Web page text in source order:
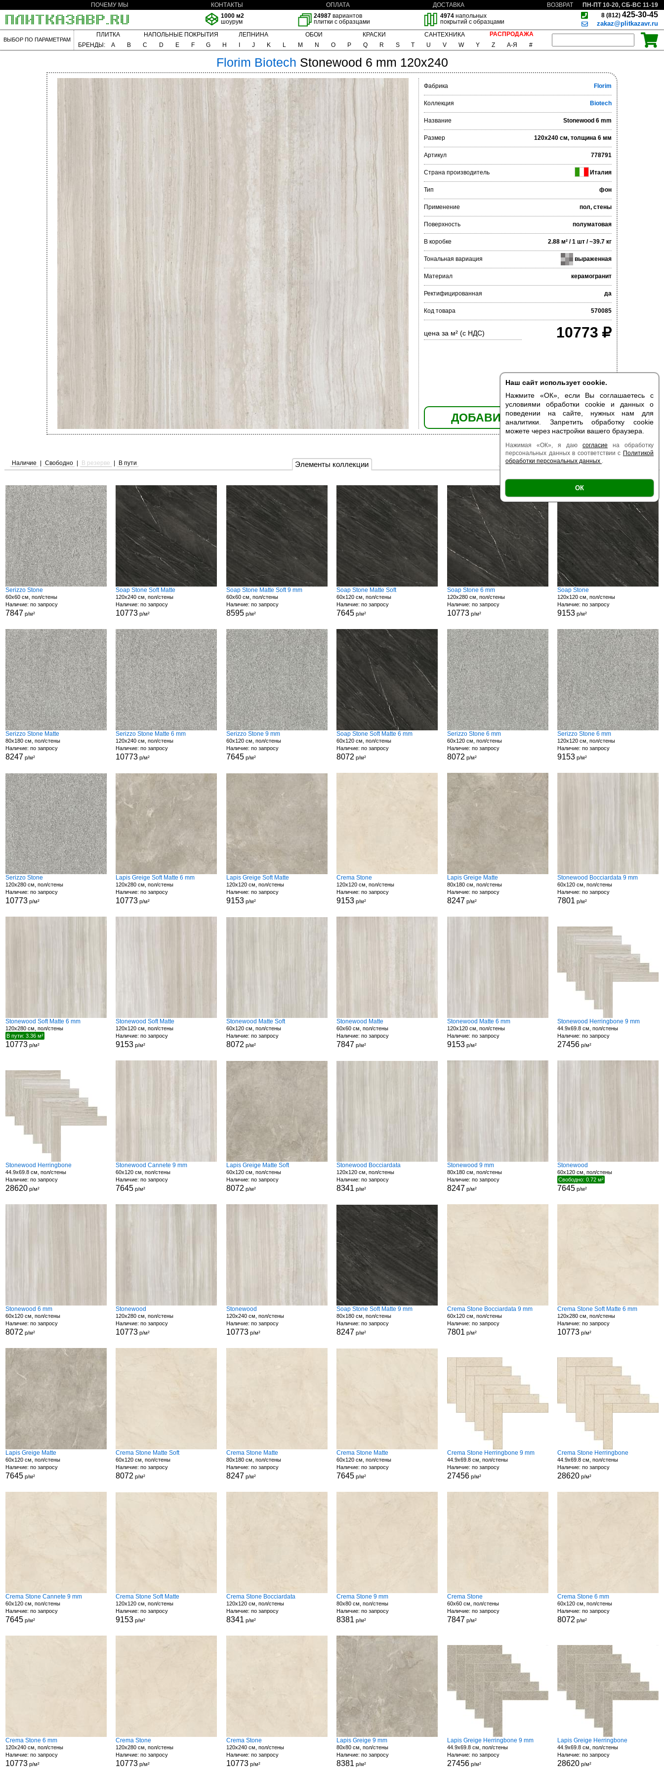
Наш сайт использует cookie.
Нажмите «ОК», если Вы соглашаетесь с
условиями обработки cookie и данных о
поведении на сайте, нужных нам для
аналитики. Запретить обработку cookie
можете через настройки вашего браузера.
Нажимая «ОК», я даю согласие на обработку
персональных данных в соответствии с Политикой
обработки персональных данных .
ОК
ПОЧЕМУ МЫ КОНТАКТЫ ОПЛАТА ДОСТАВКА ВОЗВРАТ
ПН-ПТ 10-20, СБ-ВС 11-19
1000 м2
шоурум
24987 вариантов
плитки с образцами
4974напольных
покрытий с образцами
8 (812) 425-30-45
zakaz@plitkazavr.ru
ВЫБОР ПО ПАРАМЕТРАМ
ПЛИТКА НАПОЛЬНЫЕ ПОКРЫТИЯ ЛЕПНИНА ОБОИ КРАСКИ САНТЕХНИКА
РАСПРОДАЖА
БРЕНДЫ:
A B C D E F G H J K L M N O P Q R S T U V W Y Z А-Я #
Florim Biotech Stonewood 6 mm 120x240
Фабрика Florim
Коллекция Biotech
Название Stonewood 6 mm
Размер 120x240 см, толщина 6 мм
Артикул 778791
Страна производитель Италия
Тип фон
Применение пол, стены
Поверхность полуматовая
В коробке 2.88 м² / 1 шт / ~39.7 кг
Тональная вариация выраженная
Материал керамогранит
Ректифицированная да
Код товара 570085
цена за м² (с НДС) 10773
ДОБАВИТЬ В КОРЗИНУ
Элементы коллекции
Наличие Свободно В резерве В пути Есть образец | Поверхность |
Serizzo Stone
60x60 см, пол/стены
Наличие: по запросу
7847 р/м²
Soap Stone Soft Matte
120x240 см, пол/стены
Наличие: по запросу
10773 р/м²
Soap Stone Matte Soft 9 mm
60x60 см, пол/стены
Наличие: по запросу
8595р/м²
Soap Stone Matte Soft
60x120 см, пол/стены
Наличие: по запросу
7645 р/м²
Soap Stone 6 mm
120x280 см, пол/стены
Наличие: по запросу
10773р/м²
Soap Stone
120x120 см, пол/стены
Наличие: по запросу
9153 р/м²
Serizzo Stone Matte
80x180 см, пол/стены
Наличие: по запросу
8247 р/м²
Serizzo Stone Matte 6 mm
120x240 см, пол/стены
Наличие: по запросу
10773 р/м²
Serizzo Stone 9 mm
60x120 см, пол/стены
Наличие: по запросу
7645р/м²
Soap Stone Soft Matte 6 mm
60x120 см, пол/стены
Наличие: по запросу
8072 р/м²
Serizzo Stone 6 mm
60x120 см, пол/стены
Наличие: по запросу
8072 р/м²
Serizzo Stone 6 mm
120x120 см, пол/стены
Наличие: по запросу
9153 р/м²
Serizzo Stone
120x280 см, пол/стены
Наличие: по запросу
10773р/м²
Lapis Greige Soft Matte 6 mm
120x280 см, пол/стены
Наличие: по запросу
10773 р/м²
Lapis Greige Soft Matte
120x120 см, пол/стены
Наличие: по запросу
9153р/м²
Crema Stone
120x120 см, пол/стены
Наличие: по запросу
9153 р/м²
Lapis Greige Matte
80x180 см, пол/стены
Наличие: по запросу
8247 р/м²
Stonewood Bocciardata 9 mm
60x120 см, пол/стены
Наличие: по запросу
7801 р/м²
Stonewood Soft Matte 6 mm
120x280 см, пол/стены
В пути: 3.36 м²
10773р/м²
Stonewood Soft Matte
120x120 см, пол/стены
Наличие: по запросу
9153 р/м²
Stonewood Matte Soft
60x120 см, пол/стены
Наличие: по запросу
8072 р/м²
Stonewood Matte
60x60 см, пол/стены
Наличие: по запросу
7847 р/м²
Stonewood Matte 6 mm
120x120 см, пол/стены
Наличие: по запросу
9153р/м²
Stonewood Herringbone 9 mm
44.9x69.8 см, пол/стены
Наличие: по запросу
27456 р/м²
Stonewood Herringbone
44.9x69.8 см, пол/стены
Наличие: по запросу
28620р/м²
Stonewood Cannete 9 mm
60x120 см, пол/стены
Наличие: по запросу
7645 р/м²
Lapis Greige Matte Soft
60x120 см, пол/стены
Наличие: по запросу
8072 р/м²
Stonewood Bocciardata
120x120 см, пол/стены
Наличие: по запросу
8341 р/м²
Stonewood 9 mm
80x180 см, пол/стены
Наличие: по запросу
8247 р/м²
Stonewood
60x120 см, пол/стены
Свободно: 0.72 м²
7645 р/м²
Stonewood 6 mm
60x120 см, пол/стены
Наличие: по запросу
8072 р/м²
Stonewood
120x280 см, пол/стены
Наличие: по запросу
10773 р/м²
Stonewood
120x240 см, пол/стены
Наличие: по запросу
10773р/м²
Soap Stone Soft Matte 9 mm
80x180 см, пол/стены
Наличие: по запросу
8247 р/м²
Crema Stone Bocciardata 9 mm
60x120 см, пол/стены
Наличие: по запросу
7801 р/м²
Crema Stone Soft Matte 6 mm
120x280 см, пол/стены
Наличие: по запросу
10773 р/м²
Lapis Greige Matte
60x120 см, пол/стены
Наличие: по запросу
7645р/м²
Crema Stone Matte Soft
60x120 см, пол/стены
Наличие: по запросу
8072 р/м²
Crema Stone Matte
80x180 см, пол/стены
Наличие: по запросу
8247 р/м²
Crema Stone Matte
60x120 см, пол/стены
Наличие: по запросу
7645 р/м²
Crema Stone Herringbone 9 mm
44.9x69.8 см, пол/стены
Наличие: по запросу
27456р/м²
Crema Stone Herringbone
44.9x69.8 см, пол/стены
Наличие: по запросу
28620 р/м²
Crema Stone Cannete 9 mm
60x120 см, пол/стены
Наличие: по запросу
7645р/м²
Crema Stone Soft Matte
120x120 см, пол/стены
Наличие: по запросу
9153 р/м²
Crema Stone Bocciardata
120x120 см, пол/стены
Наличие: по запросу
8341 р/м²
Crema Stone 9 mm
80x80 см, пол/стены
Наличие: по запросу
8381 р/м²
Crema Stone
60x60 см, пол/стены
Наличие: по запросу
7847 р/м²
Crema Stone 6 mm
60x120 см, пол/стены
Наличие: по запросу
8072 р/м²
Crema Stone 6 mm
120x240 см, пол/стены
Наличие: по запросу
10773р/м²
Crema Stone
120x280 см, пол/стены
Наличие: по запросу
10773 р/м²
Crema Stone
120x240 см, пол/стены
Наличие: по запросу
10773р/м²
Lapis Greige 9 mm
80x80 см, пол/стены
Наличие: по запросу
8381 р/м²
Lapis Greige Herringbone 9 mm
44.9x69.8 см, пол/стены
Наличие: по запросу
27456р/м²
Lapis Greige Herringbone
44.9x69.8 см, пол/стены
Наличие: по запросу
28620 р/м²